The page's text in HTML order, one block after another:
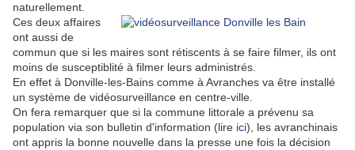
naturellement.
Ces deux affaires
ont aussi de
commun que si les maires sont rétiscents à se faire filmer, ils ont
moins de susceptiblité à filmer leurs administrés.
En effet à Donville-les-Bains comme à Avranches va être installé
un système de vidéosurveillance en centre-ville.
On fera remarquer que si la commune littorale a prévenu sa
population via son bulletin d'information (lire ici), les avranchinais
ont appris la bonne nouvelle dans la presse une fois la décision